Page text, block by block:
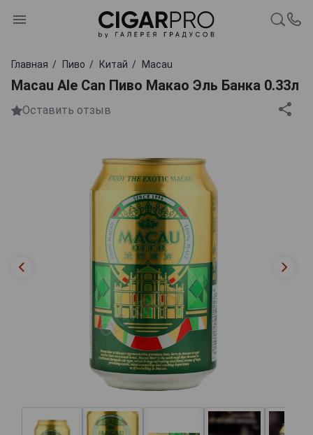
Главная Пиво Китай Macau
Macau Ale Can Пиво Макао Эль Банка 0.33л
Оставить отзыв